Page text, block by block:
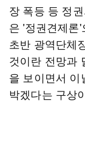
장 폭등 등 정
은 '정권견제론
초반 광역단체
것이란 전망과
을 보이면서
박겠다는 구상